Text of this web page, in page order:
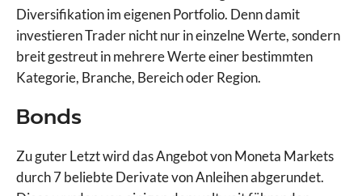
Diversifikation im eigenen Portfolio. Denn damit
investieren Trader nicht nur in einzelne Werte, sondern
breit gestreut in mehrere Werte einer bestimmten
Kategorie, Branche, Bereich oder Region.
Bonds
Zu guter Letzt wird das Angebot von Moneta Markets
durch 7 beliebte Derivate von Anleihen abgerundet.